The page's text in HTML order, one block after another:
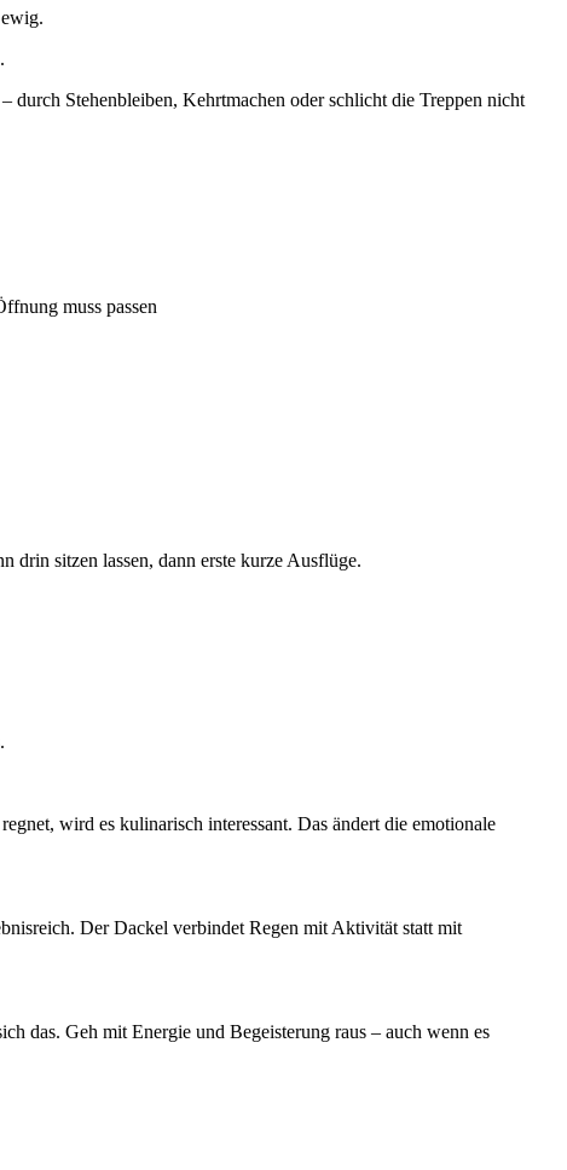
durch Stehenbleiben, Kehrtmachen oder schlicht die Treppen nicht
muss passen
drin sitzen lassen, dann erste kurze Ausflüge.
wird es kulinarisch interessant. Das ändert die emotionale
Der Dackel verbindet Regen mit Aktivität statt mit
das. Geh mit Energie und Begeisterung raus – auch wenn es